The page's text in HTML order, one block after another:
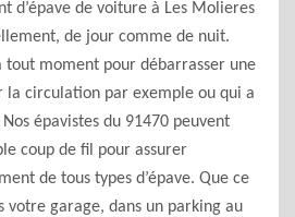
d’épave de voiture à Les Molieres
de jour comme de nuit.
tout moment pour débarrasser une
la circulation par exemple ou qui a
épavistes du 91470 peuvent
coup de fil pour assurer
de tous types d’épave. Que ce
votre garage, dans un parking au